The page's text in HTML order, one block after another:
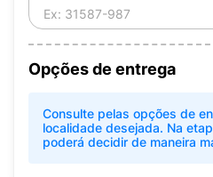
Opções de entrega
Consulte pelas opções de
localidade desejada. Na
poderá decidir de maneira